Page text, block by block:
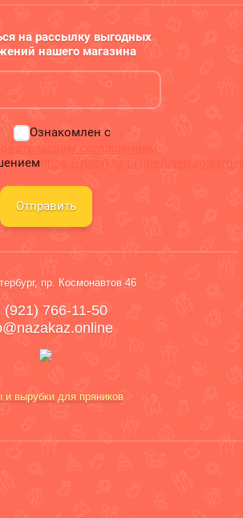
на рассылку выгодных
нашего магазина
Ознакомлен с
соглашением
https://nazakaz.online/user/agreement
Отправить
пр. Космонавтов 46
(921) 766-11-50
вырубки для пряников